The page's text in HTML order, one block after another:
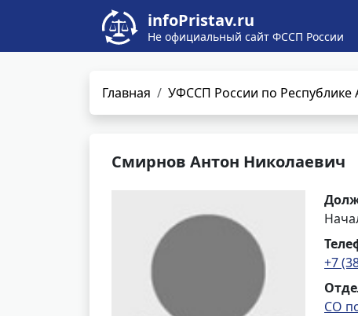
infoPristav.ru
Не официальный сайт ФССП России
Главная УФССП России по Республике
Смирнов Антон Николаевич
+7
СО